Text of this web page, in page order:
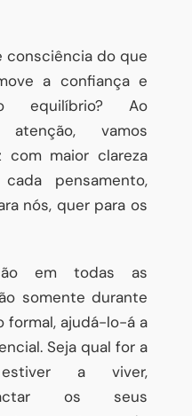
consciência do que
a confiança e
equilíbrio? Ao
vamos
com maior clareza
pensamento,
nós, quer para os
em todas as
somente durante
formal, ajudá-lo-á a
Seja qual for a
a viver,
os seus